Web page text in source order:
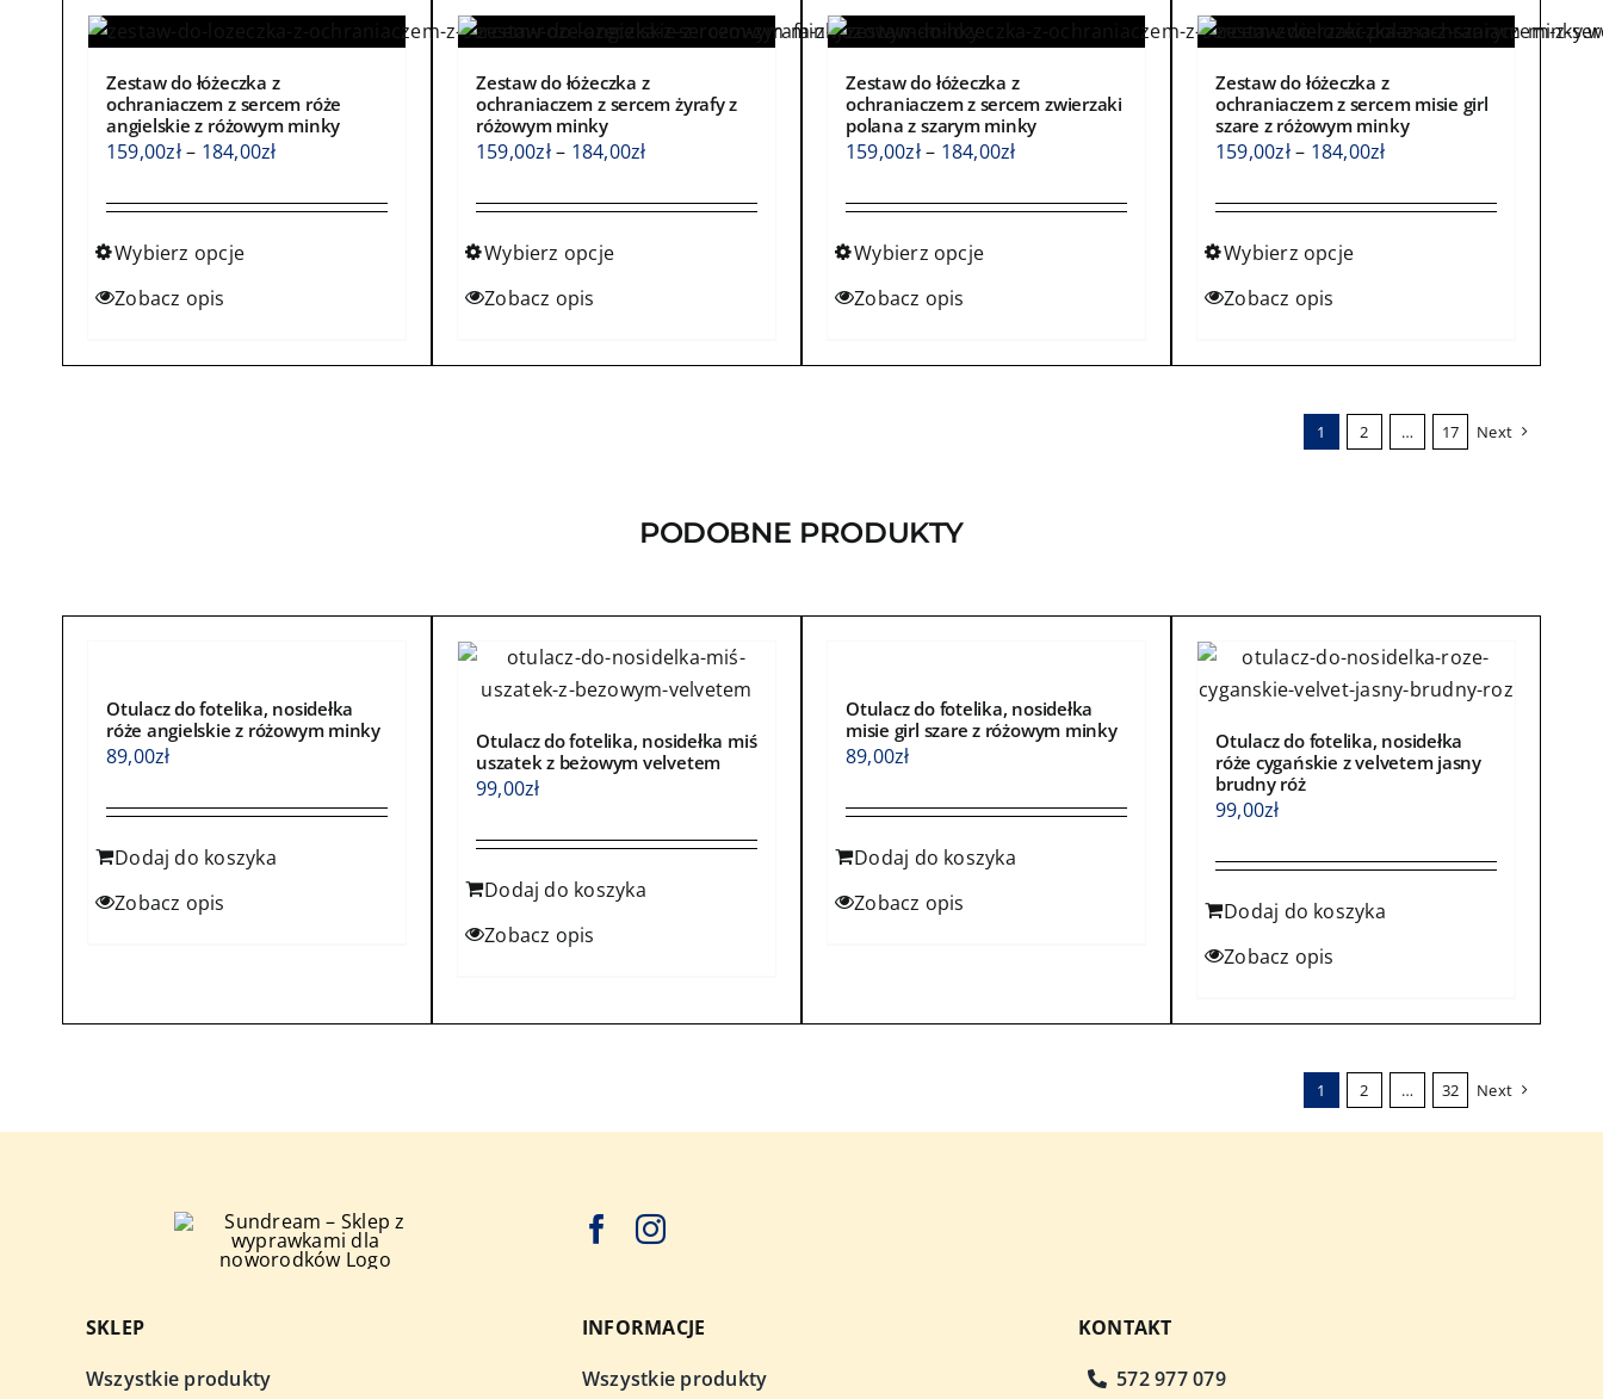
Zestaw do łóżeczka z
ochraniaczem z sercem róże
angielskie z różowym minky
159,00zł– 184,00złZakres
od
Wybierz opcje
Ten
produktu
Zobacz opis
Zestaw do łóżeczka z
ochraniaczem z sercem żyrafy z
różowym minky
159,00zł– 184,00złZakres
od
Wybierz opcje
Ten
produktu
Zobacz opis
Zestaw do łóżeczka z
ochraniaczem z sercem zwierzaki
polana z szarym minky
159,00zł– 184,00złZakres
od
Wybierz opcje
Ten
na
produktu
Zobacz opis
Zestaw do łóżeczka z
ochraniaczem z sercem misie girl
szare z różowym minky
159,00zł– 184,00złZakres
od
Wybierz opcje
Ten
wariantów.
produktu
Zobacz opis
1 2 … 17 Next
PODOBNE PRODUKTY
Otulacz do fotelika, nosidełka
róże angielskie z różowym minky
89,00zł
Dodaj do koszyka
Zobacz opis
Otulacz do fotelika, nosidełka miś
uszatek z beżowym velvetem
99,00zł
Dodaj do koszyka
Zobacz opis
Otulacz do fotelika, nosidełka
misie girl szare z różowym minky
89,00zł
Dodaj do koszyka
Zobacz opis
Otulacz do fotelika, nosidełka
róże cygańskie z velvetem jasny
brudny róż
99,00zł
Dodaj do koszyka
Zobacz opis
1 2 … 32 Next
SKLEP
Wszystkie produkty
INFORMACJE
Wszystkie produkty
KONTAKT
572 977 079